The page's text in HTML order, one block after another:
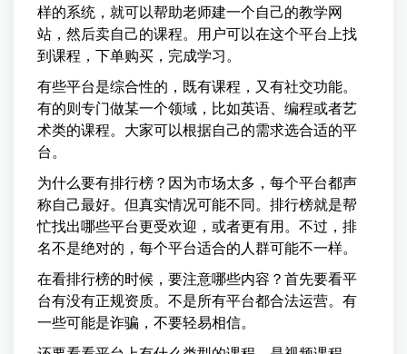
样的系统，就可以帮助老师建一个自己的教学网
站，然后卖自己的课程。用户可以在这个平台上找
到课程，下单购买，完成学习。
有些平台是综合性的，既有课程，又有社交功能。
有的则专门做某一个领域，比如英语、编程或者艺
术类的课程。大家可以根据自己的需求选合适的平
台。
为什么要有排行榜？因为市场太多，每个平台都声
称自己最好。但真实情况可能不同。排行榜就是帮
忙找出哪些平台更受欢迎，或者更有用。不过，排
名不是绝对的，每个平台适合的人群可能不一样。
在看排行榜的时候，要注意哪些内容？首先要看平
台有没有正规资质。不是所有平台都合法运营。有
一些可能是诈骗，不要轻易相信。